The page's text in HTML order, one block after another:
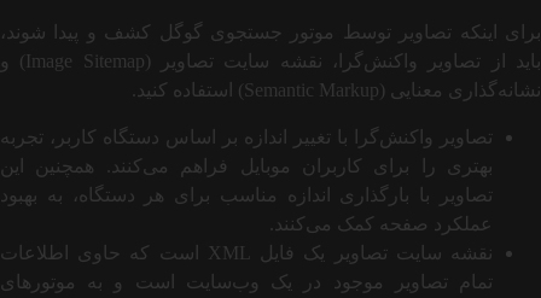
برای اینکه تصاویر توسط موتور جستجوی گوگل کشف و پیدا شوند،
باید از تصاویر واکنش‌گرا، نقشه سایت تصاویر (Image Sitemap) و
نشانه‌گذاری معنایی (Semantic Markup) استفاده کنید.
تصاویر واکنش‌گرا با تغییر اندازه بر اساس دستگاه کاربر، تجربه
بهتری را برای کاربران موبایل فراهم می‌کنند. همچنین این
تصاویر با بارگذاری اندازه مناسب برای هر دستگاه، به بهبود
عملکرد صفحه کمک می‌کنند.
نقشه سایت تصاویر یک فایل XML است که حاوی اطلاعات
تمام تصاویر موجود در یک وب‌سایت است و به موتورهای